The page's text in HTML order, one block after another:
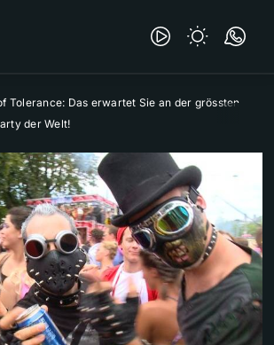
Tolerance: Das erwartet Sie an der grössten
der Welt!